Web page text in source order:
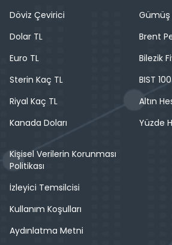
Döviz Çevirici
Dolar TL
Euro TL
Sterin Kaç TL
Riyal Kaç TL
Kanada Doları
Gümüş
Brent
Bilezik
BIST
Altın
Yüzde
Kişisel Verilerin Korunması
Politikası
İzleyici Temsilcisi
Kullanım Koşulları
Aydınlatma Metni